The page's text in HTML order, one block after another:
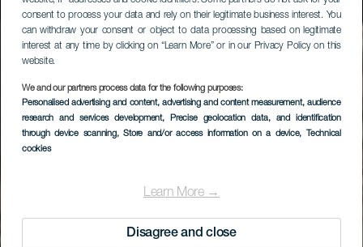
consent to process your data and rely on their legitimate business interest. You
can withdraw your consent or object to data processing based on legitimate
interest at any time by clicking on “Learn More” or in our Privacy Policy on this
website.
We and our partners process data for the following purposes:
Personalised advertising and content, advertising and content measurement, audience
research and services development, Precise geolocation data, and identification
through device scanning, Store and/or access information on a device, Technical
cookies
Learn More →
Disagree and close